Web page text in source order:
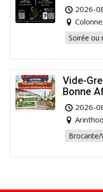
2026-
Colonne
Soirée ou
Vide-
Bonne
Arinthod
2026-
Arinthod
Brocante/